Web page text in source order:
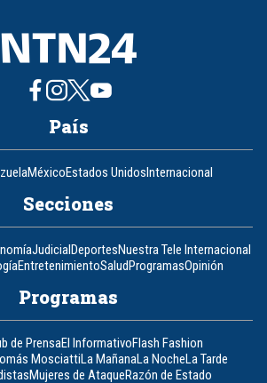
País
MéxicoEstados UnidosInternacional
Secciones
JudicialDeportesNuestra Tele Internacional
EntretenimientoSaludProgramasOpinión
Programas
de PrensaEl InformativoFlash Fashion
MosciattiLa MañanaLa NocheLa Tarde
Mujeres de AtaqueRazón de Estado